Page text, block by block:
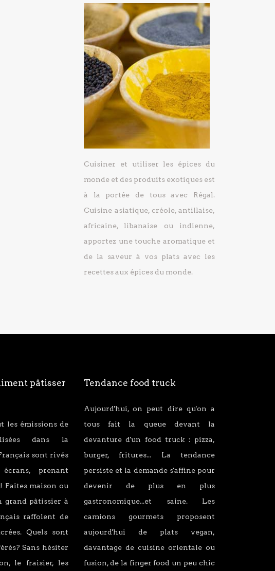
Cuisiner et utiliser les épices du
monde et des produits exotiques est
à la portée de tous avec Régal.
Cuisine asiatique, créole, antillaise,
africaine, libanaise ou indienne,
apportez une touche aromatique et
de la saveur à vos plats avec les
recettes aux épices du monde.
pâtisser
les émissions de
dans la
sont rivés
prenant
Faites maison ou
grand pâtissier à
raffolent de
Quels sont
Sans hésiter
le fraisier, les
Tendance food truck
Aujourd'hui, on peut dire qu'on a
tous fait la queue devant la
devanture d'un food truck : pizza,
burger, fritures... La tendance
persiste et la demande s'affine pour
devenir de plus en plus
gastronomique...et saine. Les
camions gourmets proposent
aujourd'hui de plats vegan,
davantage de cuisine orientale ou
fusion, de la finger food un peu chic